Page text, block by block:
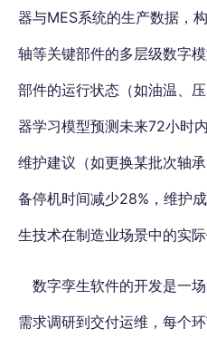
器与MES系统的生产数据，
轴等关键部件的多层级数字
部件的运行状态（如油温、
器学习模型预测未来72小时
维护建议（如更换某批次轴承
备停机时间减少28%，维护
生技术在制造业场景中的实际
数字孪生软件的开发是一
需求调研到交付运维，每个